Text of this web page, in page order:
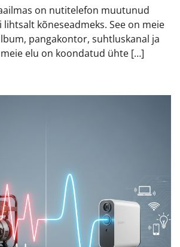
on nutitelefon muutunud
lihtsalt kõneseadmeks. See on meie
pangakontor, suhtluskanal ja
elu on koondatud ühte […]